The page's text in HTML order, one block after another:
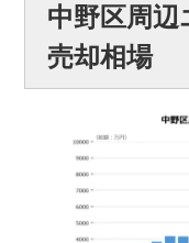
中野区周
売却相場